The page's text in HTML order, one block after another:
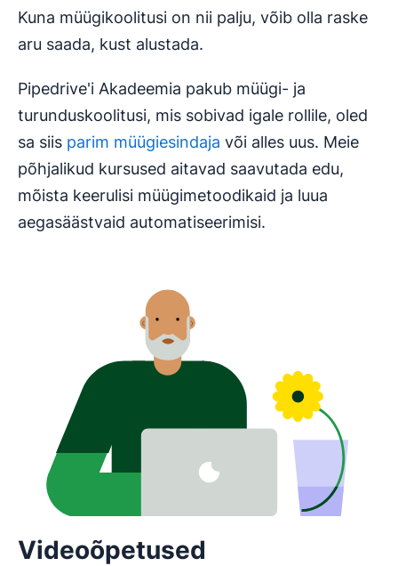
Kuna müügikoolitusi on nii palju, võib olla raske
aru saada, kust alustada.
Pipedrive'i Akadeemia pakub müügi- ja
turunduskoolitusi, mis sobivad igale rollile, oled
sa siis parim müügiesindaja või alles uus. Meie
põhjalikud kursused aitavad saavutada edu,
mõista keerulisi müügimetoodikaid ja luua
aegasäästvaid automatiseerimisi.
Videoõpetused